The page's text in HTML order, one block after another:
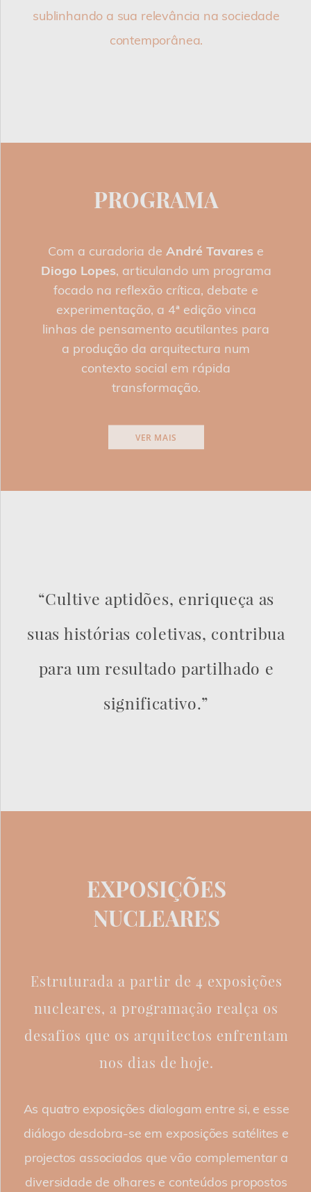
sublinhando a sua relevância na sociedade
contemporânea.
PROGRAMA
Com a curadoria deAndré Tavares e
Diogo Lopes, articulando um programa
focado na reflexão crítica, debate e
experimentação, a 4ª edição vinca
linhas de pensamento acutilantes para
a produção da arquitectura num
contexto social em rápida
transformação.
VER MAIS
“Cultive aptidões, enriqueça as
suas histórias coletivas, contribua
para um resultado partilhado e
significativo.”
EXPOSIÇÕES
NUCLEARES
Estruturada a partir de 4 exposições
nucleares, a programação realça os
desafios que os arquitectos enfrentam
nos dias de hoje.
As quatro exposições dialogam entre si, e esse
diálogo desdobra-se em exposições satélites e
projectos associados que vão complementar a
diversidade de olhares e conteúdos propostos